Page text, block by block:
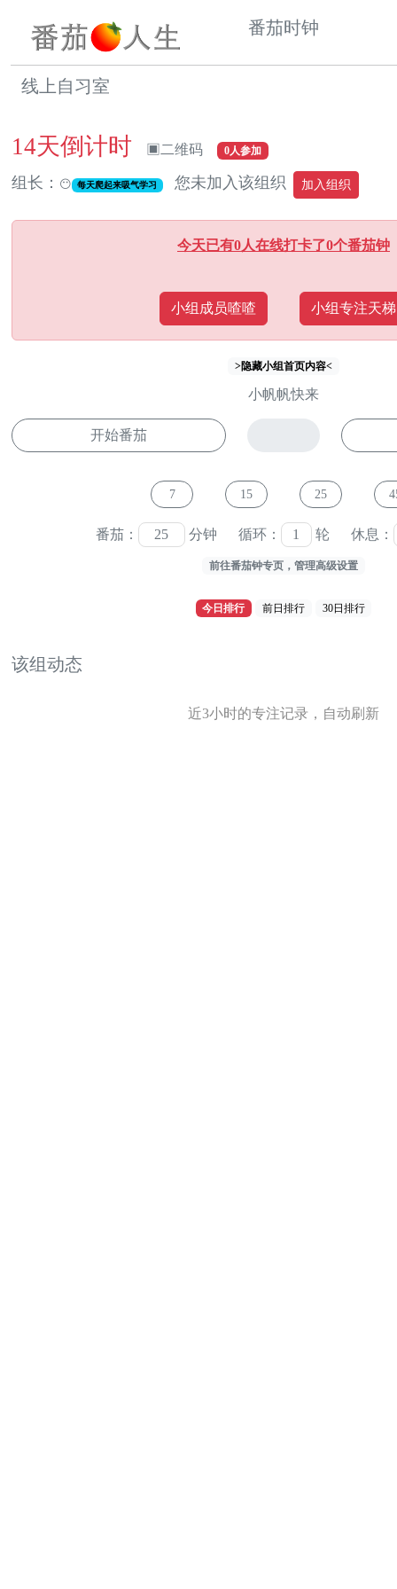
番茄时钟
线上自习室
14天倒计时 ▣二维码 0人参加
组长： 😶 每天爬起来吸气学习 您未加入该组织 加入组织
今天已有0人在线打卡了0个番茄钟
小组成员喳喳 小组专注天梯
>隐藏小组首页内容<
小帆帆快来
开始番茄
7 15 25
番茄： 分钟 循环： 轮 休息：
前往番茄钟专页，管理高级设置
今日排行 前日排行 30日排行
该组动态
近3小时的专注记录，自动刷新